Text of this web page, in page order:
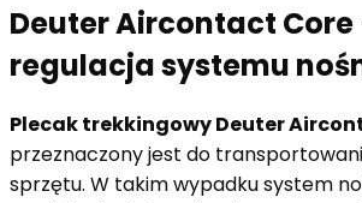
Deuter Aircontact Core
regulacja systemu
Plecak trekkingowy Deuter
przeznaczony jest do
sprzętu. W takim wypadku system